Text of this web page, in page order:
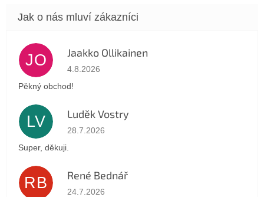
JO Jaakko Ollikainen
Hodnocení obchodu je 5 z 5 hvězdiček.
4.8.2026
Pěkný obchod!
LV Luděk Vostry
Hodnocení obchodu je 5 z 5 hvězdiček.
28.7.2026
Super, děkuji.
RB René Bednář
Hodnocení obchodu je 5 z 5 hvězdiček.
24.7.2026